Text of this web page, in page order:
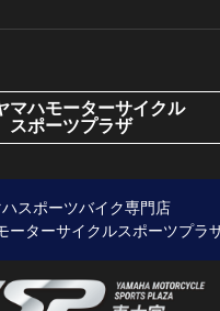
マハモーターサイクル
スポーツプラザ
スポーツバイク専門店
ーターサイクルスポーツプラザ